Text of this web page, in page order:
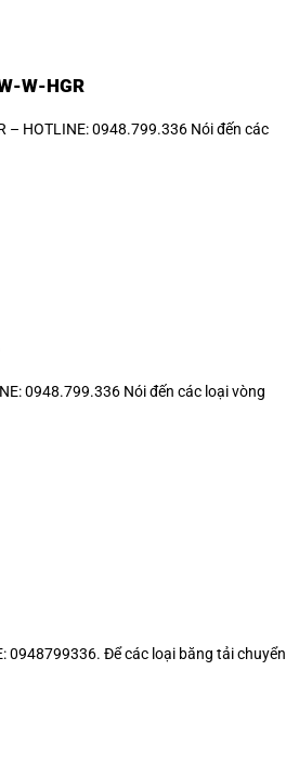
W-HGR
– HOTLINE: 0948.799.336 Nói đến các
0948.799.336 Nói đến các loại vòng
0948799336. Để các loại băng tải chuyển